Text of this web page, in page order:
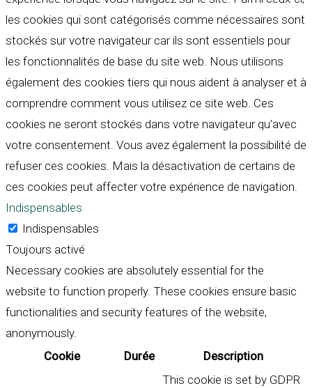
les cookies qui sont catégorisés comme nécessaires sont
stockés sur votre navigateur car ils sont essentiels pour
les fonctionnalités de base du site web. Nous utilisons
également des cookies tiers qui nous aident à analyser et à
comprendre comment vous utilisez ce site web. Ces
cookies ne seront stockés dans votre navigateur qu'avec
votre consentement. Vous avez également la possibilité de
refuser ces cookies. Mais la désactivation de certains de
ces cookies peut affecter votre expérience de navigation.
Indispensables
Indispensables
Toujours activé
Necessary cookies are absolutely essential for the
website to function properly. These cookies ensure basic
functionalities and security features of the website,
anonymously.
Cookie
Durée Description
This cookie is set by GDPR